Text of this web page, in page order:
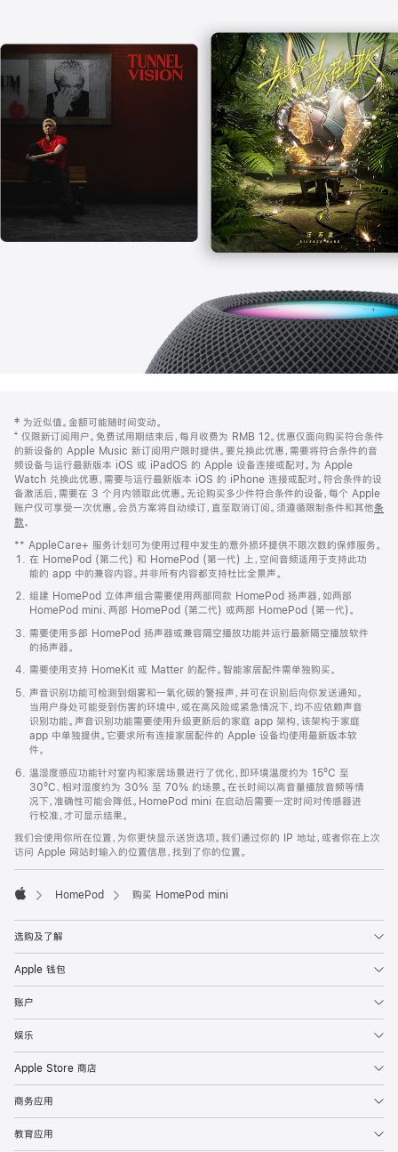
口
中
打
开)
页
页
脚
注
‡ 为近似值。金额可能随时间变动。
⁺ 仅限新订阅用户。免费试用期结束后，每月收费为 RMB 12。优惠仅面向购买符合条件
的新设备的 Apple Music 新订阅用户限时提供。要兑换此优惠，需要将符合条件的音
频设备与运行最新版本 iOS 或 iPadOS 的 Apple 设备连接或配对。为 Apple
Watch 兑换此优惠，需要与运行最新版本 iOS 的 iPhone 连接或配对。符合条件的设
备激活后，需要在 3 个月内领取此优惠。无论购买多少件符合条件的设备，每个 Apple
账户仅可享受一次优惠。会员方案将自动续订，直至取消订阅。须遵循限制条件和其他条
款。
窗
口
中
打
开)
** AppleCare+ 服务计划可为使用过程中发生的意外损坏提供不限次数的保修服务。
在 HomePod (第二代) 和 HomePod (第一代) 上，空间音频适用于支持此功
能的 app 中的兼容内容。并非所有内容都支持杜比全景声。
组建 HomePod 立体声组合需要使用两部同款 HomePod 扬声器，如两部
HomePod mini、两部 HomePod (第二代) 或两部 HomePod (第一代)。
需要使用多部 HomePod 扬声器或兼容隔空播放功能并运行最新隔空播放软件
的扬声器。
需要使用支持 HomeKit 或 Matter 的配件。智能家居配件需单独购买。
声音识别功能可检测到烟雾和一氧化碳的警报声，并可在识别后向你发送通知。
当用户身处可能受到伤害的环境中，或在高风险或紧急情况下，均不应依赖声音
识别功能。声音识别功能需要使用升级更新后的家庭 app 架构，该架构于家庭
app 中单独提供。它要求所有连接家居配件的 Apple 设备均使用最新版本软
件。
温湿度感应功能针对室内和家居场景进行了优化，即环境温度约为 15ºC 至
30ºC、相对湿度约为 30% 至 70% 的场景。在长时间以高音量播放音频等情
况下，准确性可能会降低。HomePod mini 在启动后需要一定时间对传感器进
行校准，才可显示结果。
我们会使用你所在位置，为你更快显示送货选项。我们通过你的 IP 地址，或者你在上次
访问 Apple 网站时输入的位置信息，找到了你的位置。
HomePod 购买 HomePod mini
选购及了解
Apple 钱包
账户
娱乐
Apple Store 商店
商务应用
教育应用